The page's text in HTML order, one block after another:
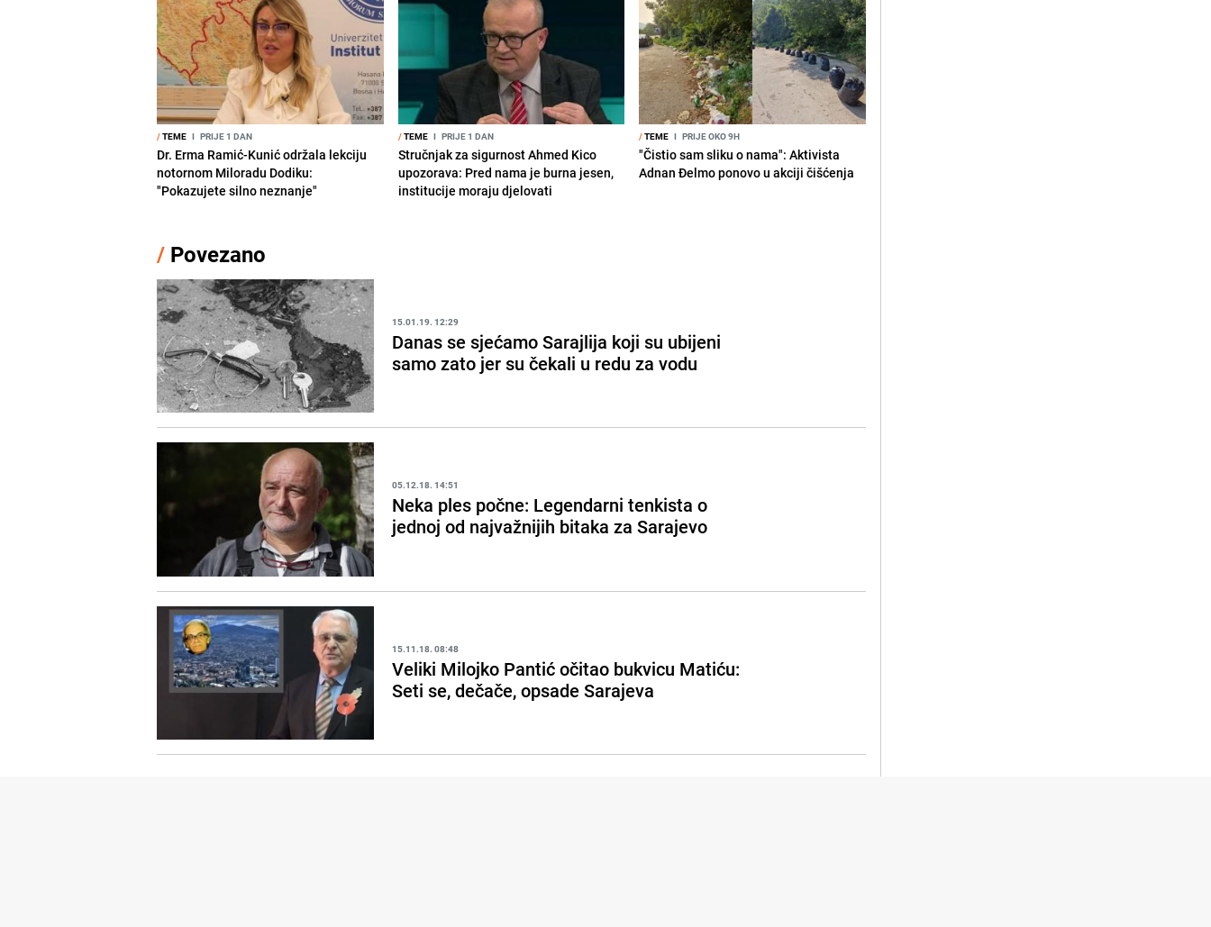
/TEME I PRIJE 1 DAN
Dr. Erma Ramić-Kunić održala lekciju
notornom Miloradu Dodiku:
"Pokazujete silno neznanje"
/TEME I PRIJE 1 DAN
Stručnjak za sigurnost Ahmed Kico
upozorava: Pred nama je burna jesen,
institucije moraju djelovati
/TEME I PRIJE OKO 9H
"Čistio sam sliku o nama": Aktivista
Adnan Đelmo ponovo u akciji čišćenja
/ Povezano
15.01.19. 12:29
Danas se sjećamo Sarajlija koji su ubijeni
samo zato jer su čekali u redu za vodu
05.12.18. 14:51
Neka ples počne: Legendarni tenkista o
jednoj od najvažnijih bitaka za Sarajevo
15.11.18. 08:48
Veliki Milojko Pantić očitao bukvicu Matiću:
Seti se, dečače, opsade Sarajeva